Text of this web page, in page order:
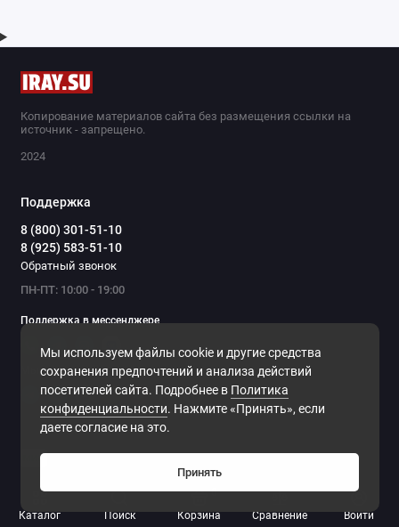
Каталог Поиск Корзина
0
Сравнение
Войти
Мы используем файлы cookie и другие средства
сохранения предпочтений и анализа действий
посетителей сайта. Подробнее в Политика
конфиденциальности. Нажмите «Принять», если
даете согласие на это.
Принять
Копирование материалов сайта без размещения ссылки на
источник - запрещено.
2024
Поддержка
8 (800) 301-51-10
8 (925) 583-51-10
Обратный звонок
ПН-ПТ: 10:00 - 19:00
Поддержка в мессенджере
Мы в сети